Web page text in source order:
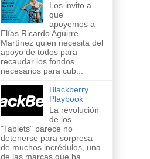
Los invito a
que
apoyemos a
Elías Ricardo Aguirre
Martínez quien necesita del
apoyo de todos para
recaudar los fondos
necesarios para cub...
Blackberry
Playbook
La revolución
de los
"Tablets" parece no
detenerse para sorpresa
de muchos incrédulos, una
de las marcas que ha